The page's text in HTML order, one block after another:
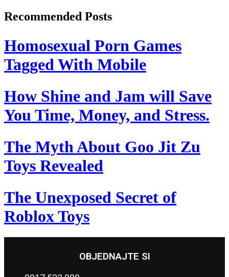
Recommended Posts
Homosexual Porn Games
Tagged With Mobile
How Shine and Jam will Save
You Time, Money, and Stress.
The Myth About Goo Jit Zu
Toys Revealed
The Unexposed Secret of
Roblox Toys
OBJEDNAJTE SI